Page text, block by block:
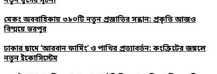
মেকং অববাহিকায় ৩৮০টি নতুন প্রজাতির সন্ধান: প্রকৃতি আজও
বিস্ময়ে ভরপুর
ঢাকার ছাদে ‘আরবান ফার্মিং’ ও পাখির প্রত্যাবর্তন: কংক্রিটের জঙ্গলে
নতুন ইকোসিস্টেম